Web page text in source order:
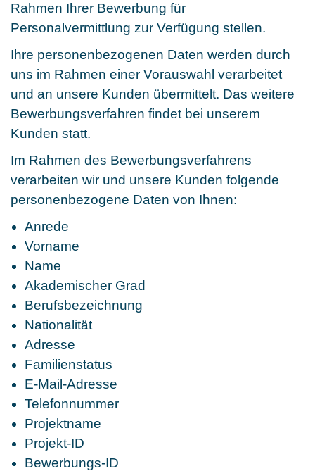
Rahmen Ihrer Bewerbung für
Personalvermittlung zur Verfügung stellen.
Ihre personenbezogenen Daten werden durch
uns im Rahmen einer Vorauswahl verarbeitet
und an unsere Kunden übermittelt. Das weitere
Bewerbungsverfahren findet bei unserem
Kunden statt.
Im Rahmen des Bewerbungsverfahrens
verarbeiten wir und unsere Kunden folgende
personenbezogene Daten von Ihnen:
Anrede
Vorname
Name
Akademischer Grad
Berufsbezeichnung
Nationalität
Adresse
Familienstatus
E-Mail-Adresse
Telefonnummer
Projektname
Projekt-ID
Bewerbungs-ID